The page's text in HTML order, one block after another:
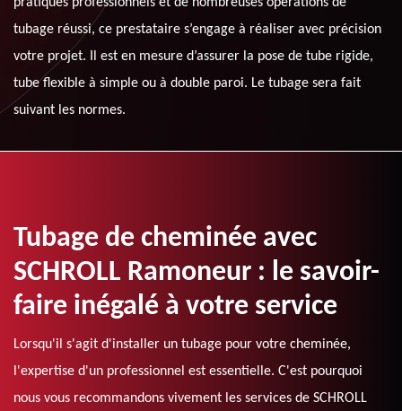
pratiques professionnels et de nombreuses opérations de
tubage réussi, ce prestataire s’engage à réaliser avec précision
votre projet. Il est en mesure d’assurer la pose de tube rigide,
tube flexible à simple ou à double paroi. Le tubage sera fait
suivant les normes.
Tubage de cheminée avec
SCHROLL Ramoneur : le savoir-
faire inégalé à votre service
Lorsqu'il s'agit d'installer un tubage pour votre cheminée,
l'expertise d'un professionnel est essentielle. C'est pourquoi
nous vous recommandons vivement les services de SCHROLL